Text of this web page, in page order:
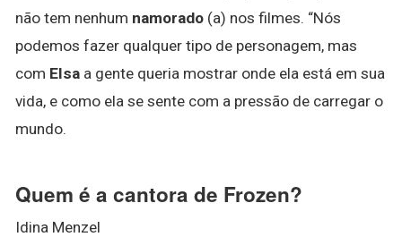
não tem nenhum namorado (a) nos filmes. “Nós
podemos fazer qualquer tipo de personagem, mas
com Elsa a gente queria mostrar onde ela está em sua
vida, e como ela se sente com a pressão de carregar o
mundo.
Quem é a cantora de Frozen?
Idina Menzel